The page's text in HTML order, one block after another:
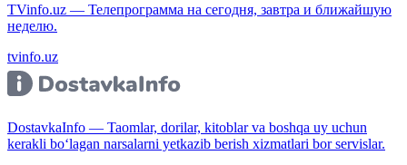
TVinfo.uz — Телепрограмма на сегодня, завтра и ближайшую
неделю.
tvinfo.uz
DostavkaInfo — Taomlar, dorilar, kitoblar va boshqa uy uchun
kerakli bo‘lagan narsalarni yetkazib berish xizmatlari bor servislar.